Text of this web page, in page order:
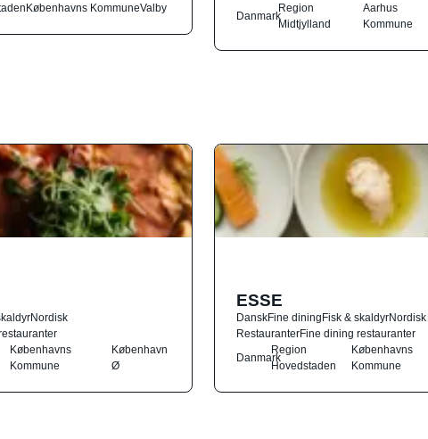
Københavns KommuneValby
Danmark
Region
Midtjylland
Aarhus
Kommune
Nordisk
Københavns
Kommune
København
Ø
ESSE
DanskFine diningFisk & skaldyrNordisk
RestauranterFine dining restauranter
Danmark
Region
Hovedstaden
Københavns
Kommune